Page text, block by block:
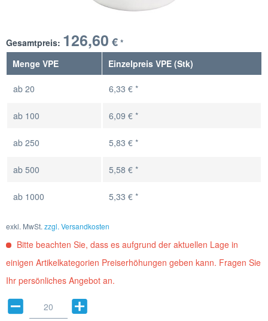
Gesamtpreis: 126,60 € *
Menge VPE
Einzelpreis VPE (Stk)
ab 20 6,33 € *
ab 100 6,09 € *
ab 250 5,83 € *
ab 500 5,58 € *
ab 1000 5,33 € *
exkl. MwSt. zzgl. Versandkosten
Bitte beachten Sie, dass es aufgrund der aktuellen Lage in
einigen Artikelkategorien Preiserhöhungen geben kann. Fragen Sie
Ihr persönliches Angebot an.